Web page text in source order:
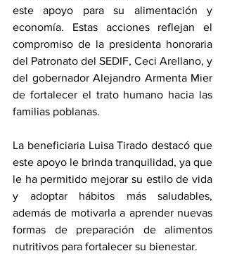
este apoyo para su alimentación y
economía. Estas acciones reflejan el
compromiso de la presidenta honoraria
del Patronato del SEDIF, Ceci Arellano, y
del gobernador Alejandro Armenta Mier
de fortalecer el trato humano hacia las
familias poblanas.
La beneficiaria Luisa Tirado destacó que
este apoyo le brinda tranquilidad, ya que
le ha permitido mejorar su estilo de vida
y adoptar hábitos más saludables,
además de motivarla a aprender nuevas
formas de preparación de alimentos
nutritivos para fortalecer su bienestar.